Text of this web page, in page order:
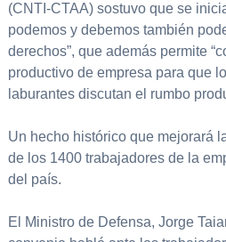
(CNTI-CTAA) sostuvo que se
podemos y debemos también
derechos”, que además permite
productivo de empresa para que
laburantes discutan el rumbo
Un hecho histórico que mejorará
de los 1400 trabajadores de la
del país.
El Ministro de Defensa, Jorge